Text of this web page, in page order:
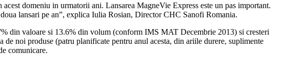
domeniu in urmatorii ani. Lansarea MagneVie Express este un pas important.
lansari pe an”, explica Iulia Rosian, Director CHC Sanofi Romania.
din valoare si 13.6% din volum (conform IMS MAT Decembrie 2013) si cresteri
noi produse (patru planificate pentru anul acesta, din ariile durere, suplimente
comunicare.